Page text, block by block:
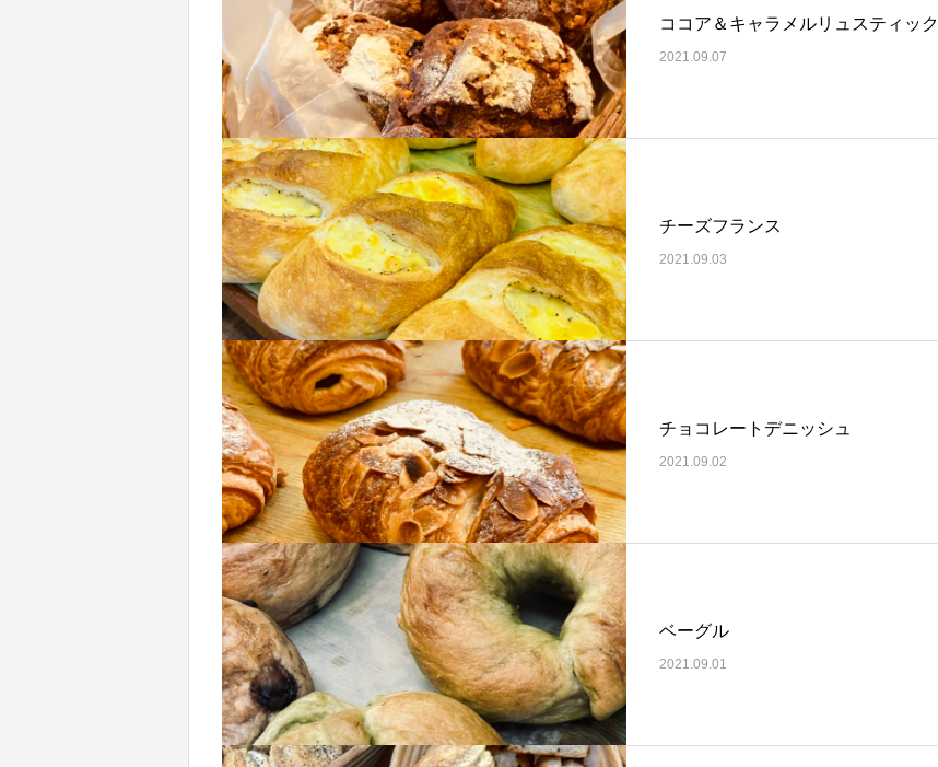
ココア＆キャラメルリュスティック
2021.09.07
チーズフランス
2021.09.03
チョコレートデニッシュ
2021.09.02
ベーグル
2021.09.01